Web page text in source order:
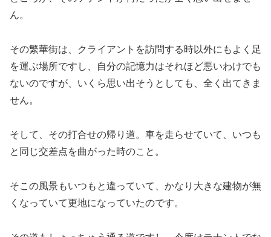
ん。
その繁華街は、クライアントを訪問する時以外にもよく足
を運ぶ場所ですし、自分の記憶力はそれほど悪いわけでも
ないのですが、いくら思い出そうとしても、全く出てきま
せん。
そして、その打合せの帰り道。車を走らせていて、いつも
と同じ交差点を曲がった時のこと。
そこの風景もいつもと違っていて、かなり大きな建物が無
くなっていて更地になっていたのです。